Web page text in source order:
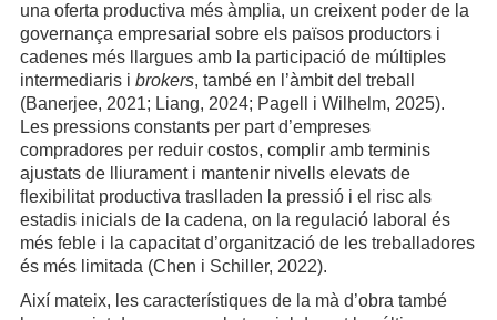
una oferta productiva més àmplia, un creixent poder de la
governança empresarial sobre els països productors i
cadenes més llargues amb la participació de múltiples
intermediaris i brokers, també en l’àmbit del treball
(Banerjee, 2021; Liang, 2024; Pagell i Wilhelm, 2025).
Les pressions constants per part d’empreses
compradores per reduir costos, complir amb terminis
ajustats de lliurament i mantenir nivells elevats de
flexibilitat productiva traslladen la pressió i el risc als
estadis inicials de la cadena, on la regulació laboral és
més feble i la capacitat d’organització de les treballadores
és més limitada (Chen i Schiller, 2022).
Així mateix, les característiques de la mà d’obra també